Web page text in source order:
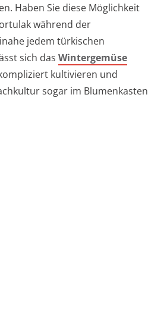
Haben Sie diese Möglichkeit
während der
jedem türkischen
sich das Wintergemüse
kultivieren und
sogar im Blumenkasten